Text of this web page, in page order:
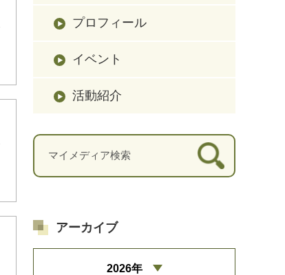
プロフィール
イベント
活動紹介
アーカイブ
2026年